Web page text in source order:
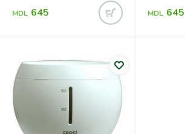
MDL 645 MDL 645